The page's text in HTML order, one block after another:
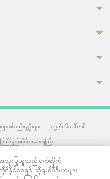
ား၏စည်းမျဉ်းများ |
ကွတ်ကီးပေါ်လစီ
ပြည်ဆိုင်ရာဆေးရုံကြီး
10110 Thailand.
အသုံးပြုသူသည် ဝက်ဆိုက်
င်စေရန်၊ ဆိုရှယ်မီဒီယာများ